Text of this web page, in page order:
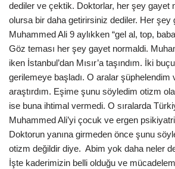
dediler ve çektik. Doktorlar, her şey gayet
olursa bir daha getirirsiniz dediler. Her şey
Muhammed Ali 9 aylıkken “gel al, top,
Göz teması her şey gayet normaldi.
iken İstanbul’dan Mısır’a taşındım. İki
gerilemeye başladı. O aralar şüphelendim
araştırdım. Eşime şunu söyledim otizm
ise buna ihtimal vermedi. O sıralarda
Muhammed Ali’yi çocuk ve ergen
Doktorun yanına girmeden önce şunu
otizm değildir diye. Abim yok daha neler
İşte kaderimizin belli olduğu ve